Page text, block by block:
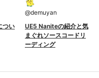
つい
@demuyan
UE5 Naniteの紹介と気
まぐれソースコードリ
ーディング